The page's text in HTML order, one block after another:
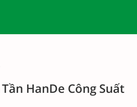
HanDe Công Suất